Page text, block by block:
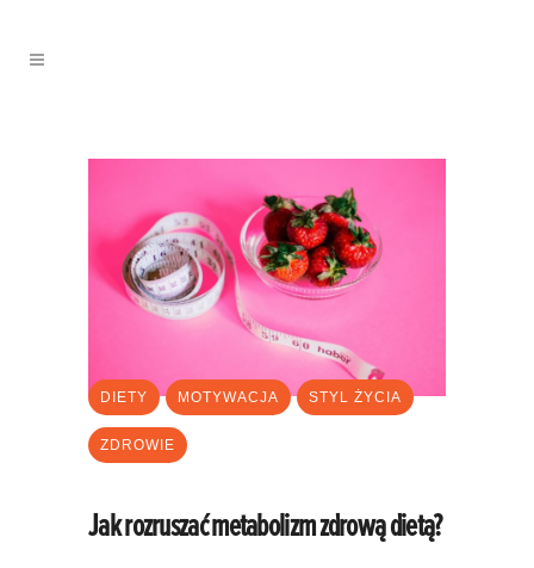
DIETY MOTYWACJA STYL ŻYCIA
ZDROWIE
Jak rozruszać metabolizm zdrową dietą?